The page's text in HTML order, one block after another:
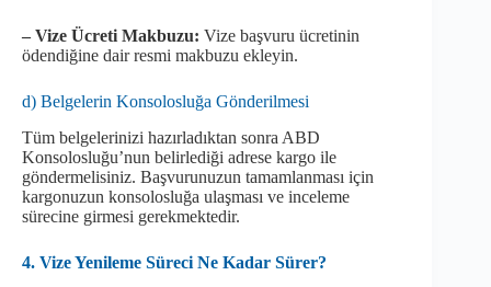
– Vize Ücreti Makbuzu: Vize başvuru ücretinin
ödendiğine dair resmi makbuzu ekleyin.
d) Belgelerin Konsolosluğa Gönderilmesi
Tüm belgelerinizi hazırladıktan sonra ABD
Konsolosluğu’nun belirlediği adrese kargo ile
göndermelisiniz. Başvurunuzun tamamlanması için
kargonuzun konsolosluğa ulaşması ve inceleme
sürecine girmesi gerekmektedir.
4. Vize Yenileme Süreci Ne Kadar Sürer?